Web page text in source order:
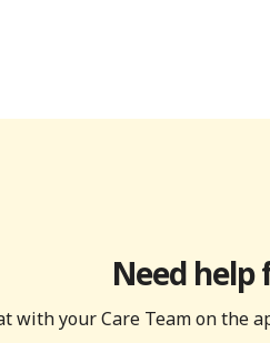
Need help
with your Care Team on the